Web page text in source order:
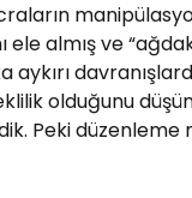
ele almış ve
olduğunu
Peki